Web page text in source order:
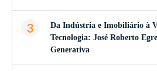
3
Da Indústria e Imobiliário à
Tecnologia: José Roberto
Generativa